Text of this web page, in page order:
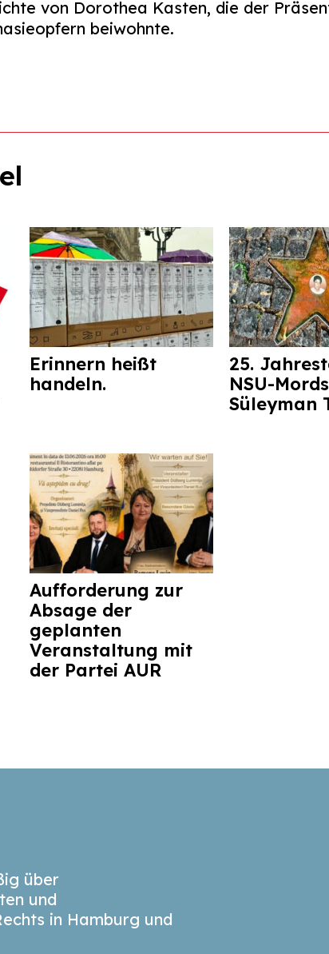
von Dorothea Kasten, die der
beiwohnte.
Erinnern heißt
handeln.
25.
NSU-
Süleyman
Aufforderung zur
Absage der
geplanten
Veranstaltung mit
der Partei AUR
über
und
in Hamburg und